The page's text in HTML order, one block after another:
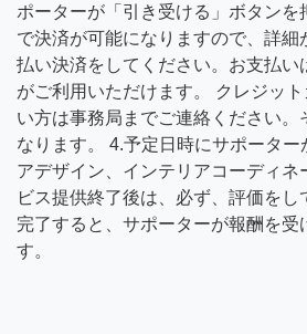
ポーターが「引き受ける」ボタンを
で決済が可能になりますので、詳細
払い決済をしてください。お支払い
がご利用いただけます。 クレジッ
い方は事務局までご連絡ください。
なります。 4.予定日時にサポーター
アデザイン、インテリアコーディネ
ビス提供終了後は、必ず、評価を
完了すると、サポーターが報酬を受
す。